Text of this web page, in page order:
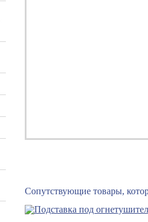
Сопутствующие товары,